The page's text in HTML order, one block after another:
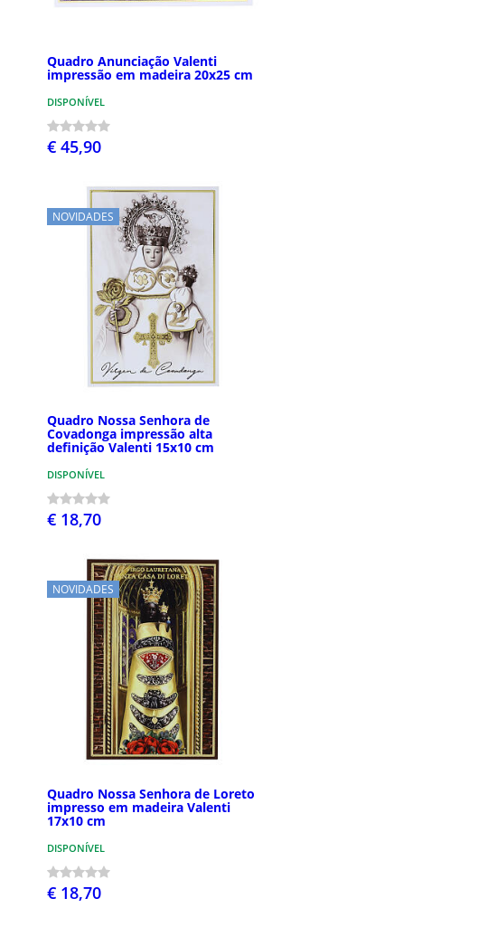
Quadro Anunciação Valenti
impressão em madeira 20x25 cm
DISPONÍVEL
€ 45,90
NOVIDADES
Quadro Nossa Senhora de
Covadonga impressão alta
definição Valenti 15x10 cm
DISPONÍVEL
€ 18,70
NOVIDADES
Quadro Nossa Senhora de Loreto
impresso em madeira Valenti
17x10 cm
DISPONÍVEL
€ 18,70